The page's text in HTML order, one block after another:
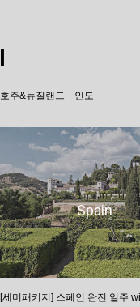
호주&뉴질랜드 인도
Spain
[세미패키지] 스페인 완전 일주